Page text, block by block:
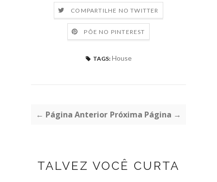
COMPARTILHE NO TWITTER
PÕE NO PINTEREST
TAGS: House
← Página Anterior Próxima Página →
TALVEZ VOCÊ CURTA